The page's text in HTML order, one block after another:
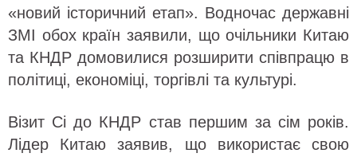
«новий історичний етап». Водночас державні
ЗМІ обох країн заявили, що очільники Китаю
та КНДР домовилися розширити співпрацю в
політиці, економіці, торгівлі та культурі.
Візит Сі до КНДР став першим за сім років.
Лідер Китаю заявив, що використає свою